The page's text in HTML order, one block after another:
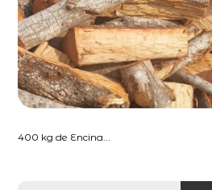
400 kg de Encina...